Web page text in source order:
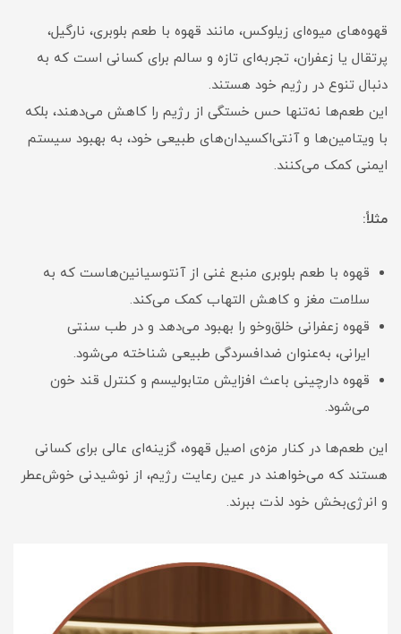
قهوه‌های میوه‌ای زیلوکس، مانند قهوه با طعم بلوبری، نارگیل،
پرتقال یا زعفران، تجربه‌ای تازه و سالم برای کسانی است که به
دنبال تنوع در رژیم خود هستند.
این طعم‌ها نه‌تنها حس خستگی از رژیم را کاهش می‌دهند، بلکه
با ویتامین‌ها و آنتی‌اکسیدان‌های طبیعی خود، به بهبود سیستم
ایمنی کمک می‌کنند.
مثلاً:
قهوه با طعم بلوبری منبع غنی از آنتوسیانین‌هاست که به
سلامت مغز و کاهش التهاب کمک می‌کند.
قهوه زعفرانی خلق‌وخو را بهبود می‌دهد و در طب سنتی
ایرانی، به‌عنوان ضدافسردگی طبیعی شناخته می‌شود.
قهوه دارچینی باعث افزایش متابولیسم و کنترل قند خون
می‌شود.
این طعم‌ها در کنار مزه‌ی اصیل قهوه، گزینه‌ای عالی برای کسانی
هستند که می‌خواهند در عین رعایت رژیم، از نوشیدنی خوش‌عطر
و انرژی‌بخش خود لذت ببرند.